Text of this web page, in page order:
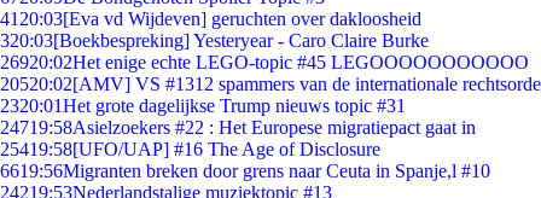
41 20:03[Eva vd Wijdeven] geruchten over dakloosheid
320:03[Boekbespreking] Yesteryear - Caro Claire Burke
26920:02Het enige echte LEGO-topic #45 LEGOOOOOOOOOOO
20520:02[AMV] VS #1312 spammers van de internationale rechtsorde
2320:01Het grote dagelijkse Trump nieuws topic #31
24719:58Asielzoekers #22 : Het Europese migratiepact gaat in
25419:58[UFO/UAP] #16 The Age of Disclosure
6619:56Migranten breken door grens naar Ceuta in Spanje,l #10
24219:53Nederlandstalige muziektopic #13